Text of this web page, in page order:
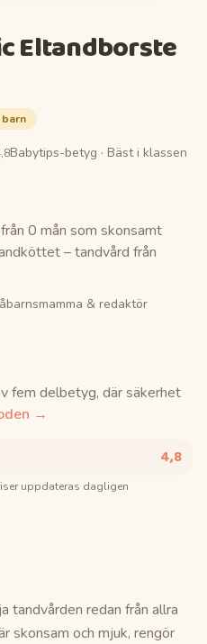
Eltandborste
Babytips-betyg · Bäst i klassen
0 mån som skonsamt
– tandvård från
& redaktör
fem delbetyg, där säkerhet
→
4,8
uppdateras dagligen
tandvården redan från allra
skonsam och mjuk, rengör